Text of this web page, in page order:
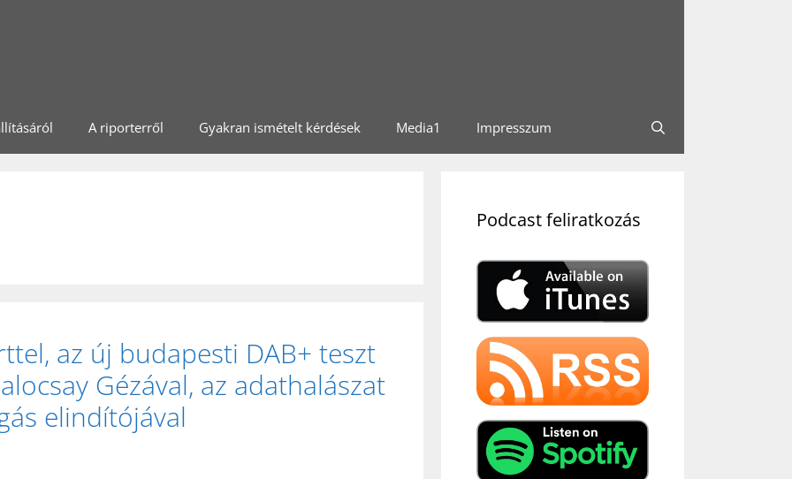
A riporterről Gyakran ismételt kérdések Media1 Impresszum
az új budapesti DAB+ teszt
Gézával, az adathalászat
elindítójával
Podcast feliratkozás